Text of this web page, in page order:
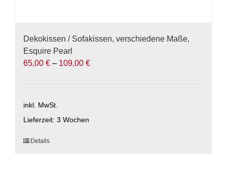
Dekokissen / Sofakissen, verschiedene Maße,
Esquire Pearl
65,00 € – 109,00 €
inkl. MwSt.
Lieferzeit: 3 Wochen
Dieses
Details